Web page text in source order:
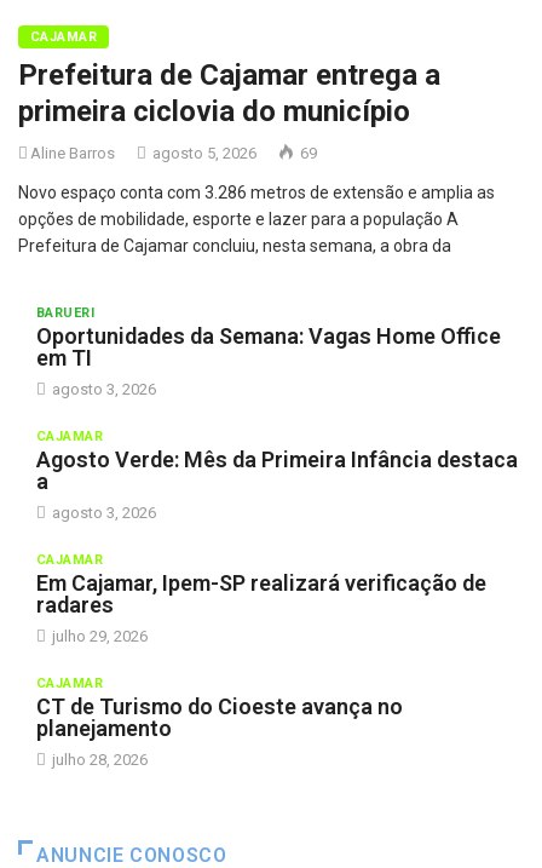
CAJAMAR
Prefeitura de Cajamar entrega a
primeira ciclovia do município
Aline Barros agosto 5, 2026 69
Novo espaço conta com 3.286 metros de extensão e amplia as
opções de mobilidade, esporte e lazer para a população A
Prefeitura de Cajamar concluiu, nesta semana, a obra da
BARUERI
Oportunidades da Semana: Vagas Home Office
em TI
agosto 3, 2026
CAJAMAR
Agosto Verde: Mês da Primeira Infância destaca
a
agosto 3, 2026
CAJAMAR
Em Cajamar, Ipem-SP realizará verificação de
radares
julho 29, 2026
CAJAMAR
CT de Turismo do Cioeste avança no
planejamento
julho 28, 2026
ANUNCIE CONOSCO